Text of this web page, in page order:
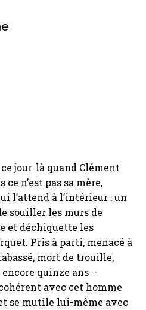
jour-là quand Clément
n’est pas sa mère,
l’attend à l’intérieur : un
souiller les murs de
et déchiquette les
Pris à parti, menacé à
mort de trouille,
encore quinze ans –
avec cet homme
se mutile lui-même avec